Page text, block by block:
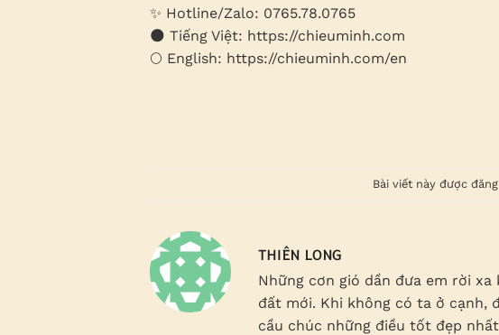
✨ Hotline/Zalo: 0765.78.0765
🌑 Tiếng Việt: https://chieuminh.com
🌕 English: https://chieuminh.com/en
Bài viết này được
THIÊN LONG
Những cơn gió dần đưa em rời
đất mới. Khi không có ta ở cạnh,
cầu chúc những điều tốt đẹp